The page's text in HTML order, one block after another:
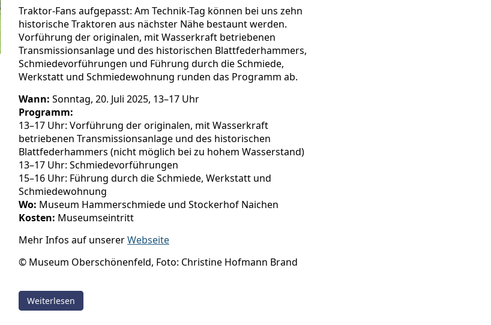
Traktor-Fans aufgepasst: Am Technik-Tag können bei uns zehn
historische Traktoren aus nächster Nähe bestaunt werden.
Vorführung der originalen, mit Wasserkraft betriebenen
Transmissionsanlage und des historischen Blattfederhammers,
Schmiedevorführungen und Führung durch die Schmiede,
Werkstatt und Schmiedewohnung runden das Programm ab.
Wann: Sonntag, 20. Juli 2025, 13–17 Uhr
Programm:
13–17 Uhr: Vorführung der originalen, mit Wasserkraft
betriebenen Transmissionsanlage und des historischen
Blattfederhammers (nicht möglich bei zu hohem Wasserstand)
13–17 Uhr: Schmiedevorführungen
15–16 Uhr: Führung durch die Schmiede, Werkstatt und
Schmiedewohnung
Wo: Museum Hammerschmiede und Stockerhof Naichen
Kosten: Museumseintritt
Mehr Infos auf unsererWebseite
© Museum Oberschönenfeld, Foto: Christine Hofmann Brand
Weiterlesen